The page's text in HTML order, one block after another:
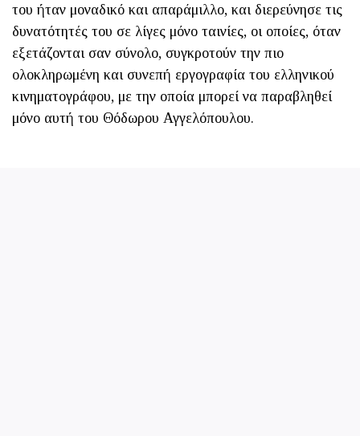
του ήταν μοναδικό και απαράμιλλο, και διερεύνησε τις
δυνατότητές του σε λίγες μόνο ταινίες, οι οποίες, όταν
εξετάζονται σαν σύνολο, συγ­κροτούν την πιο
ολοκληρωμένη και συνεπή εργογραφία του ελληνικού
κινηματογράφου, με την οποία μπορεί να παραβληθεί
μόνο αυτή του Θόδωρου Αγγελόπουλου.